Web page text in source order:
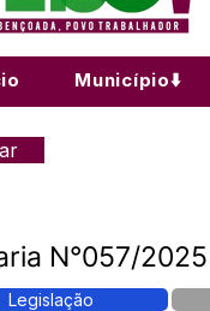
Município⬇️
N°057/
Legislação